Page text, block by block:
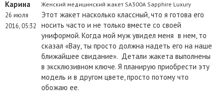
Карина
26 июля
2016, 05:32
Женский медицинский жакет SA300A Sapphire Luxury
Этот жакет насколько классный, что я готова его
носить часто и не только вместе со своей
униформой. Когда мой муж увидел меня в нем, то
сказал «Вау, ты просто должна надеть его на наше
ближайшее свидание». Детали жакета выполнены
в эксклюзивном ключе. Я планирую приобрести эту
модель и в другом цвете, просто потому что
обожаю ее.